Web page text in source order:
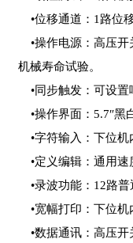
•位移通道：1路位
•操作电源：高压开
机械寿命试验。
•同步触发：可设置
•操作界面：5.7″黑
•字符输入：下位机
•定义编辑：通用速
•录波功能：12路普
•宽幅打印：下位机
•数据通讯：高压开